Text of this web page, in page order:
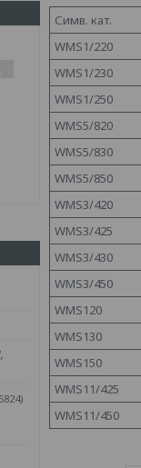
Симв. кат.
WMS1/220
WMS1/230
WMS1/250
WMS5/820
WMS5/830
WMS5/850
WMS3/420
WMS3/425
WMS3/430
WMS3/450
WMS120
WMS130
WMS150
WMS11/425
WMS11/450